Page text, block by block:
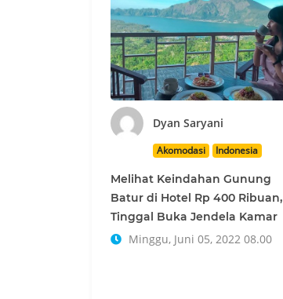
Dyan Saryani
Akomodasi Indonesia
Melihat Keindahan Gunung
Batur di Hotel Rp 400 Ribuan,
Tinggal Buka Jendela Kamar
Minggu, Juni 05, 2022 08.00